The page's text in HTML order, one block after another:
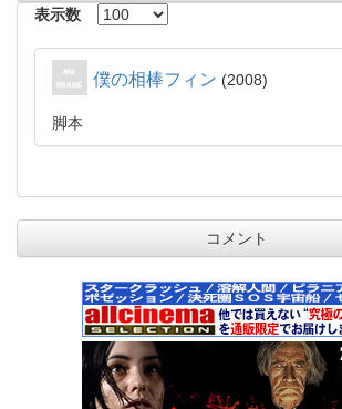
表示数
僕の相棒フィン 2008
脚本
コメント